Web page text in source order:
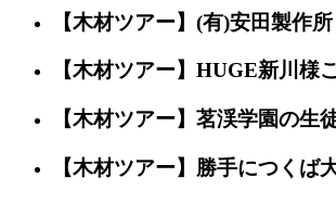
【木材ツアー】(有)安田製作
【木材ツアー】HUGE新川様
【木材ツアー】茗渓学園の生
【木材ツアー】勝手につくば